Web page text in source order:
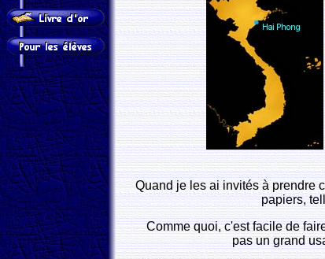
Quand je les ai invités à prendre
papiers,
Comme quoi, c'est facile de
pas un grand